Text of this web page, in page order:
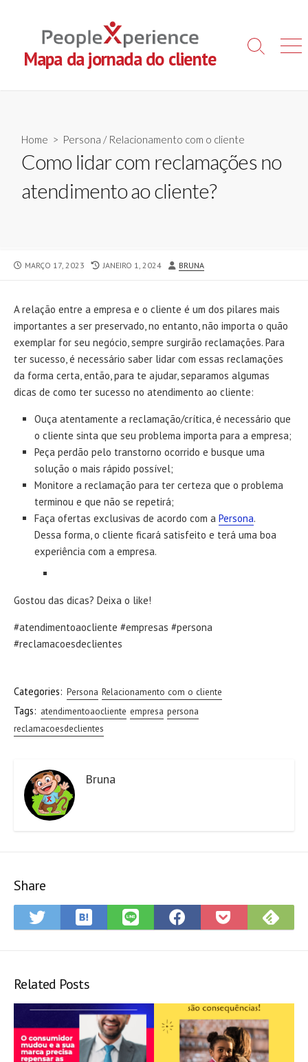
content
Mapa da jornada do cliente
Search
Home > Persona / Relacionamento com o cliente
Como lidar com reclamações no
atendimento ao cliente?
PUBLISHED
MARÇO 17, 2023
LAST
JANEIRO 1, 2024 AUTHOR
BRUNA
A relação entre a empresa e o cliente é um dos pilares mais
importantes a ser preservado, no entanto, não importa o quão
exemplar for seu negócio, sempre surgirão reclamações. Para
ter sucesso, é necessário saber lidar com essas reclamações
da forma certa, então, para te ajudar, separamos algumas
dicas de como ter sucesso no atendimento ao cliente:
Ouça atentamente a reclamação/crítica, é necessário que
o cliente sinta que seu problema importa para a empresa;
Peça perdão pelo transtorno ocorrido e busque uma
solução o mais rápido possível;
Monitore a reclamação para ter certeza que o problema
terminou e que não se repetirá;
Faça ofertas exclusivas de acordo com a Persona.
Dessa forma, o cliente ficará satisfeito e terá uma boa
experiência com a empresa.
Gostou das dicas? Deixa o like!
#atendimentoaocliente #empresas #persona
#reclamacoesdeclientes
Categories: Persona Relacionamento com o cliente
Tags: atendimentoaocliente empresa persona
reclamacoesdeclientes
Bruna
Share
Share
on
Save
to
Share
on
Share
on
Save
to
on
Related Posts